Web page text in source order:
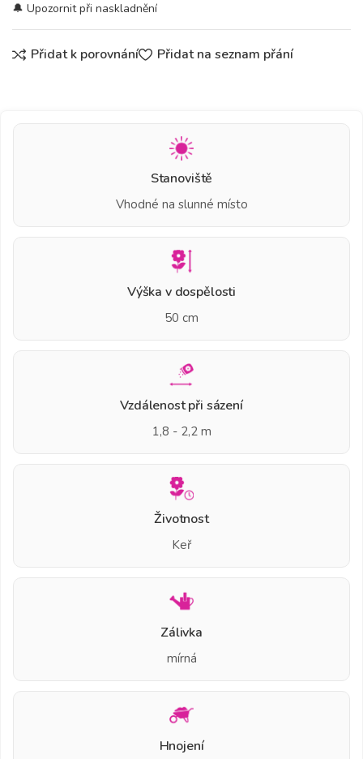
Přidat k porovnání Přidat na seznam přání
Stanoviště
Vhodné na slunné místo
Výška v dospělosti
50 cm
Vzdálenost při sázení
1,8 - 2,2 m
Životnost
Keř
Zálivka
mírná
Hnojení